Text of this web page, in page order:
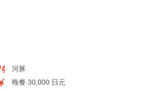
河豚
晚餐 30,000 日元